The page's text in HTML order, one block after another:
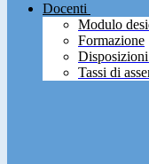
Docenti
Modulo
Formazione
Tassi di